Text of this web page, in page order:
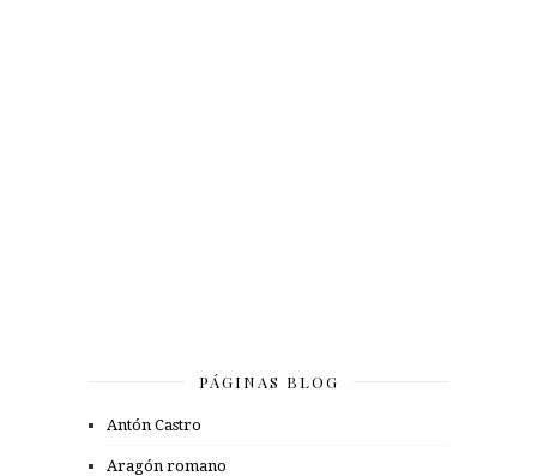
PÁGINAS BLOG
Antón Castro
Aragón romano